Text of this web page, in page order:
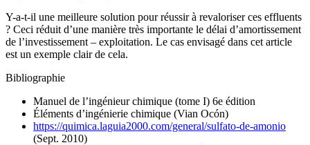
Y-a-t-il une meilleure solution pour réussir à revaloriser ces effluents
? Ceci réduit d’une manière très importante le délai d’amortissement
de l’investissement – exploitation. Le cas envisagé dans cet article
est un exemple clair de cela.
Bibliographie
Manuel de l’ingénieur chimique (tome I) 6e édition
Éléments d’ingénierie chimique (Vian Ocón)
https://quimica.laguia2000.com/general/sulfato-de-amonio
(Sept. 2010)